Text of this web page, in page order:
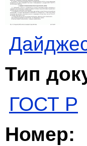
Тип
ГОСТ Р
Номер: